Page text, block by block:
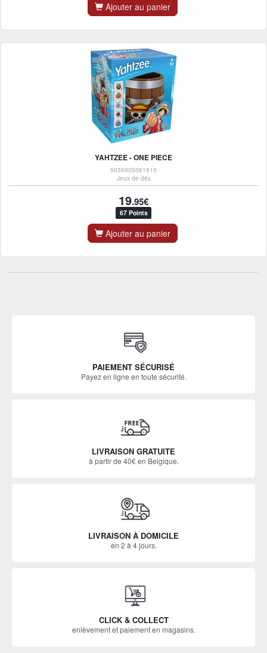
Ajouter au panier
YAHTZEE - ONE PIECE
5036905061810
Jeux de dés
19.95€
67 Points
Ajouter au panier
PAIEMENT SÉCURISÉ
Payez en ligne en toute sécurité.
LIVRAISON GRATUITE
à partir de 40€ en Belgique.
LIVRAISON À DOMICILE
en 2 à 4 jours.
CLICK & COLLECT
enlèvement et paiement en magasins.